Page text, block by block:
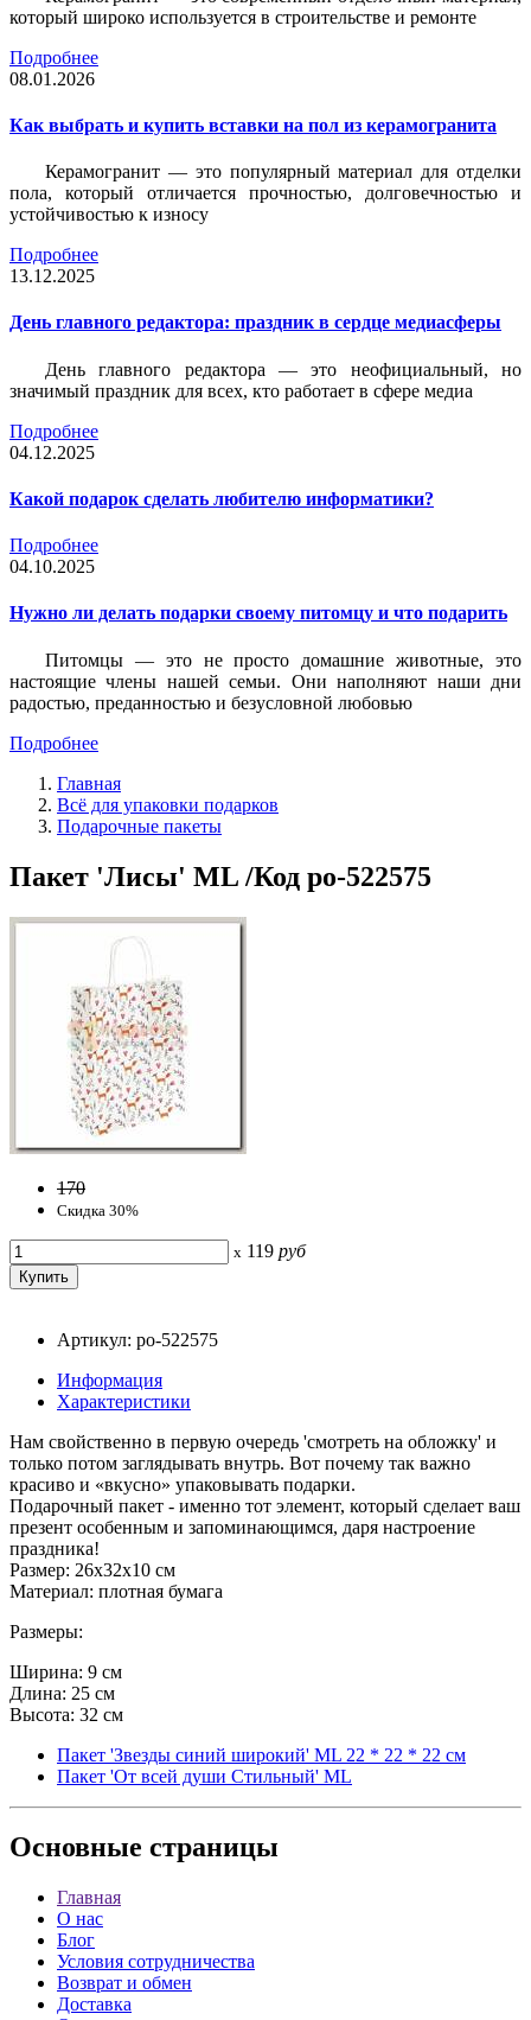
который широко используется в строительстве и ремонте
Подробнее
08.01.2026
Как выбрать и купить вставки на пол из керамогранита
Керамогранит — это популярный материал для отделки
пола, который отличается прочностью, долговечностью и
устойчивостью к износу
Подробнее
13.12.2025
День главного редактора: праздник в сердце медиасферы
День главного редактора — это неофициальный, но
значимый праздник для всех, кто работает в сфере медиа
Подробнее
04.12.2025
Какой подарок сделать любителю информатики?
Подробнее
04.10.2025
Нужно ли делать подарки своему питомцу и что подарить
Питомцы — это не просто домашние животные, это
настоящие члены нашей семьи. Они наполняют наши дни
радостью, преданностью и безусловной любовью
Подробнее
Главная
Всё для упаковки подарков
Подарочные пакеты
Пакет 'Лисы' ML /Код po-522575
170
Скидка 30%
x 119 руб
Артикул: po-522575
Информация
Характеристики
Нам свойственно в первую очередь 'смотреть на обложку' и
только потом заглядывать внутрь. Вот почему так важно
красиво и «вкусно» упаковывать подарки.
Подарочный пакет - именно тот элемент, который сделает ваш
презент особенным и запоминающимся, даря настроение
праздника!
Размер: 26х32х10 см
Материал: плотная бумага
Размеры:
Ширина: 9 см
Длина: 25 см
Высота: 32 см
Пакет 'Звезды синий широкий' ML 22 * 22 * 22 см
Пакет 'От всей души Стильный' ML
Основные страницы
Главная
О нас
Блог
Условия сотрудничества
Возврат и обмен
Доставка